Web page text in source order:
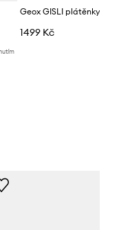
Geox GISLI plátěnky dětské
1499 Kč